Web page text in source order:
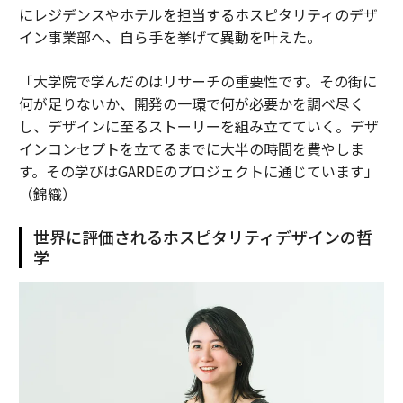
にレジデンスやホテルを担当するホスピタリティのデザ
イン事業部へ、自ら手を挙げて異動を叶えた。
「大学院で学んだのはリサーチの重要性です。その街に
何が足りないか、開発の一環で何が必要かを調べ尽く
し、デザインに至るストーリーを組み立てていく。デザ
インコンセプトを立てるまでに大半の時間を費やしま
す。その学びはGARDEのプロジェクトに通じています」
（錦織）
世界に評価されるホスピタリティデザインの哲
学